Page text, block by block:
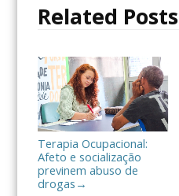
k
i
a
r
Related Posts
Terapia Ocupacional:
Afeto e socialização
previnem abuso de
drogas →